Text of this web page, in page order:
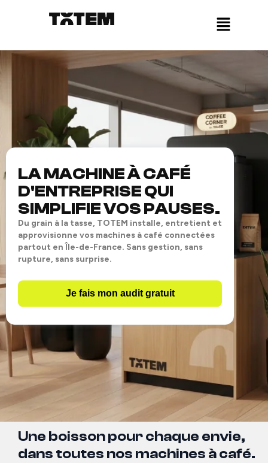
Menu
LA MACHINE À CAFÉ
D'ENTREPRISE QUI
SIMPLIFIE VOS PAUSES.
Du grain à la tasse, TOTEM installe, entretient et
approvisionne vos machines à café connectées
partout en Île-de-France. Sans gestion, sans
rupture, sans surprise.
Je fais mon audit gratuit
Une boisson pour chaque envie,
dans toutes nos machines à café.